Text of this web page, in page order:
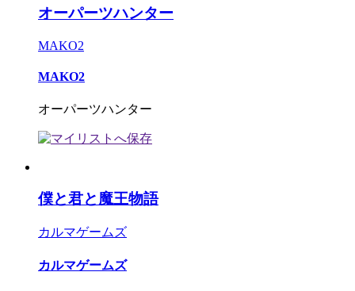
オーパーツハンター
MAKO2
MAKO2
オーパーツハンター
僕と君と魔王物語
カルマゲームズ
カルマゲームズ